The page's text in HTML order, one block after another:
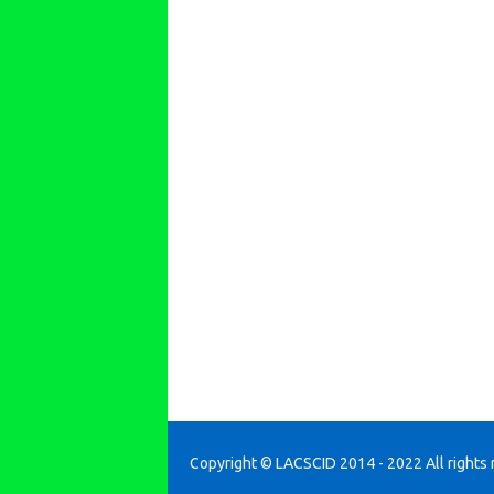
Copyright © LACSCID 2014 - 2022 All rights